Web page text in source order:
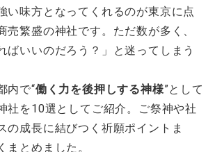
い味方となってくれるのが東京に点
売繁盛の神社です。ただ数が多く、
ばいいのだろう？」と迷ってしまう
内で“働く力を後押しする神様”として
社を10選としてご紹介。ご祭神や社
の成長に結びつく祈願ポイントま
まとめました。